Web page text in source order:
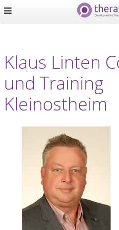
Klaus Linten
und Training
Kleinostheim